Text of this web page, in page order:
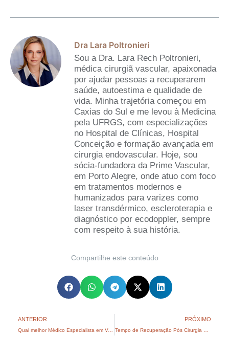
Dra Lara Poltronieri
Sou a Dra. Lara Rech Poltronieri,
médica cirurgiã vascular, apaixonada
por ajudar pessoas a recuperarem
saúde, autoestima e qualidade de
vida. Minha trajetória começou em
Caxias do Sul e me levou à Medicina
pela UFRGS, com especializações
no Hospital de Clínicas, Hospital
Conceição e formação avançada em
cirurgia endovascular. Hoje, sou
sócia-fundadora da Prime Vascular,
em Porto Alegre, onde atuo com foco
em tratamentos modernos e
humanizados para varizes como
laser transdérmico, escleroterapia e
diagnóstico por ecodoppler, sempre
com respeito à sua história.
Compartilhe este conteúdo
ANTERIOR
Qual melhor Médico Especialista em Varizes em Porto Alegre?
PRÓXIMO